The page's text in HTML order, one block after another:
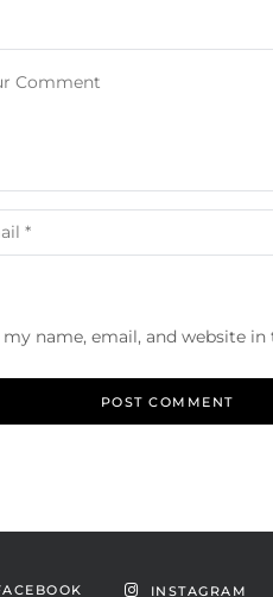
my name, email, and website
INSTAGRAM